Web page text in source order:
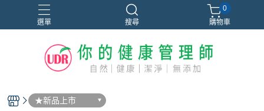
選單 搜尋
0
購物車
★新品上市